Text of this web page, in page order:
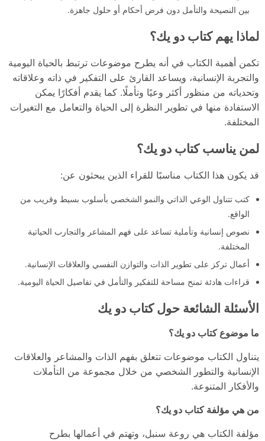
بين النصيحة والتأمل دون فرض أحكام أو حلول جاهزة.
لماذا يهم كتاب دو يك؟
تكمن أهمية الكتاب في أنه يطرح موضوعات ترتبط بالحياة اليومية
والتجربة الإنسانية، ويساعد القارئ على التفكير في ذاته وعلاقاته
وتحدياته من منظور أكثر وعيًا وتأملًا. كما يقدم أفكارًا يمكن
الاستفادة منها في تطوير النظرة إلى الحياة والتعامل مع التغيرات
المختلفة.
لمن يناسب كتاب دو يك؟
قد يكون هذا الكتاب مناسبًا للقراء الذين يبحثون عن:
كتب تتناول الوعي الذاتي والنمو الشخصي بأسلوب بسيط وقريب من
الواقع.
نصوص إنسانية وتأملية تساعد على فهم المشاعر والتجارب الحياتية
المختلفة.
أعمال تركز على تطوير الذات والتوازن النفسي والعلاقات الإنسانية.
قراءات هادئة تمنح مساحة للتفكير والتأمل في تفاصيل الحياة اليومية.
الأسئلة الشائعة حول كتاب دو يك
ما موضوع كتاب دو يك؟
يتناول الكتاب موضوعات تتعلق بفهم الذات والمشاعر والعلاقات
الإنسانية والتطور الشخصي من خلال مجموعة من التأملات
والأفكار المتنوعة.
من هي مؤلفة كتاب دو يك؟
مؤلفة الكتاب هي روعة سنبل، وتهتم في أعمالها بطرح